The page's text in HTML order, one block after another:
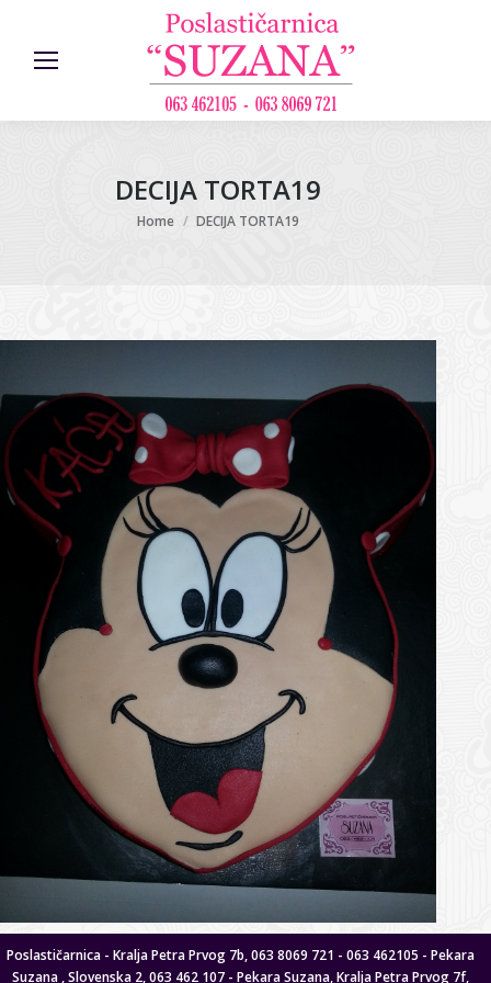
DECIJA TORTA19
You are here:
Home DECIJA TORTA19
Poslastičarnica - Kralja Petra Prvog 7b, 063 8069 721 - 063 462105 - Pekara
Suzana , Slovenska 2, 063 462 107 - Pekara Suzana, Kralja Petra Prvog 7f,